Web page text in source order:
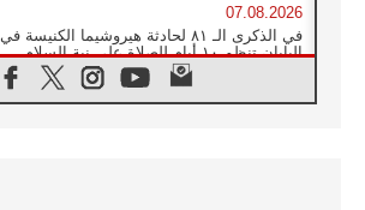
07.08.2026
في الذكرى الـ ٨١ لحادثة هيروشيما الكنيسة في
اليابان تنظم ١٠ أيام للصلاة على نية السلام
الكنيسة في الأوروغواي: زيارة البابا ستعزز